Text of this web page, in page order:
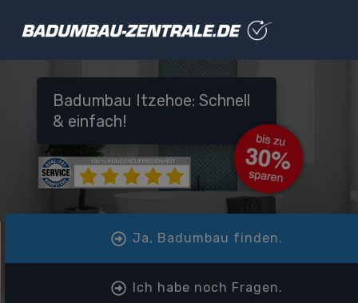
Badumbau Itzehoe: Schnell
& einfach!
Ja, Badumbau finden.
Ich habe noch Fragen.